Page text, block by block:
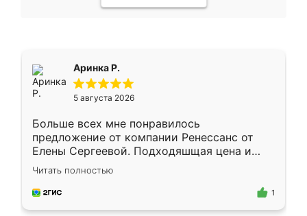
Аринка Р.
5 августа 2026
Больше всех мне понравилось
предложение от компании Ренессанс от
Елены Сергеевой. Подходяшщая цена и
короткие сроки изготовления. Приехавший
для замера сотрудник Владислав
предложил по моему эскизу самый
Читать полностью
1